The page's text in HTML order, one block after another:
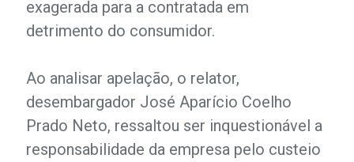
exagerada para a contratada em
detrimento do consumidor.
Ao analisar apelação, o relator,
desembargador José Aparício Coelho
Prado Neto, ressaltou ser inquestionável a
responsabilidade da empresa pelo custeio